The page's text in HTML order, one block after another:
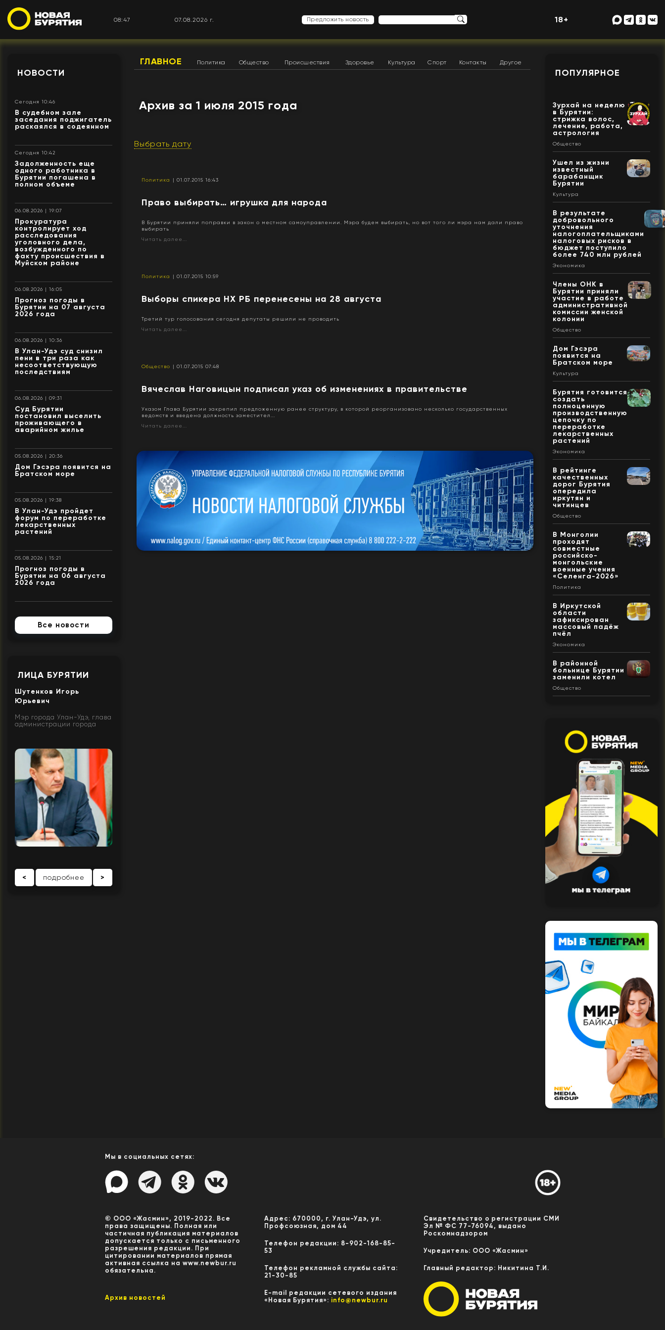
08:47 07.08.2026 г. Предложить новость 18+
НОВОСТИ
Сегодня 10:46
В судебном зале
заседания поджигатель
раскаялся в содеянном
Сегодня 10:42
Задолженность еще
одного работника в
Бурятии погашена в
полном объеме
06.08.2026 | 19:07
Прокуратура
контролирует ход
расследования
уголовного дела,
возбужденного по
факту происшествия в
Муйском районе
06.08.2026 | 16:05
Прогноз погоды в
Бурятии на 07 августа
2026 года
06.08.2026 | 10:36
В Улан-Удэ суд снизил
пени в три раза как
несоответствующую
последствиям
06.08.2026 | 09:31
Суд Бурятии
постановил выселить
проживающего в
аварийном жилье
05.08.2026 | 20:36
Дом Гэсэра появится на
Братском море
05.08.2026 | 19:38
В Улан-Удэ пройдет
форум по переработке
лекарственных
растений
05.08.2026 | 15:21
Прогноз погоды в
Бурятии на 06 августа
2026 года
Все новости
ЛИЦА БУРЯТИИ
Шутенков Игорь
Юрьевич
Мэр города Улан-Удэ, глава
администрации города
< подробнее >
ГЛАВНОЕ Политика Общество Происшествия Здоровье Культура Спорт Контакты Другое
Архив за 1 июля 2015 года
Выбрать дату
Политика | 01.07.2015 16:43
Право выбирать… игрушка для народа
В Бурятии приняли поправки в закон о местном самоуправлении. Мэра будем выбирать, но вот того ли мэра нам дали право
выбирать
Читать далее...
Политика | 01.07.2015 10:59
Выборы спикера НХ РБ перенесены на 28 августа
Третий тур голосования сегодня депутаты решили не проводить
Читать далее...
Общество | 01.07.2015 07:48
​Вячеслав Наговицын подписал указ об изменениях в правительстве
Указом Глава Бурятии закрепил предложенную ранее структуру, в которой реорганизовано несколько государственных
ведомств и введена должность заместител...
Читать далее...
ПОПУЛЯРНОЕ
Зурхай на неделю
в Бурятии:
стрижка волос,
лечение, работа,
астрология
Общество
Ушел из жизни
известный
барабанщик
Бурятии
Культура
В результате
добровольного
уточнения
налогоплательщиками
налоговых рисков в
бюджет поступило
более 740 млн рублей
Экономика
Члены ОНК в
Бурятии приняли
участие в работе
административной
комиссии женской
колонии
Общество
Дом Гэсэра
появится на
Братском море
Культура
Бурятия готовится
создать
полноценную
производственную
цепочку по
переработке
лекарственных
растений
Экономика
В рейтинге
качественных
дорог Бурятия
опередила
иркутян и
читинцев
Общество
В Монголии
проходят
совместные
российско-
монгольские
военные учения
«Селенга-2026»
Политика
В Иркутской
области
зафиксирован
массовый падёж
пчёл
Экономика
В районной
больнице Бурятии
заменили котел
Общество
Мы в социальных сетях:
© ООО «Жасмин», 2019-2022. Все
права защищены. Полная или
частичная публикация материалов
допускается только с письменного
разрешения редакции. При
цитировании материалов прямая
активная ссылка на www.newbur.ru
обязательна.
Архив новостей
Адрес: 670000, г. Улан-Удэ, ул.
Профсоюзная, дом 44
Телефон редакции: 8-902-168-85-
53
Телефон рекламной службы сайта:
21-30-85
E-mail редакции сетевого издания
«Новая Бурятия»: info@newbur.ru
Свидетельство о регистрации СМИ
Эл № ФС 77-76094, выдано
Роскомнадзором
Учредитель: ООО «Жасмин»
Главный редактор: Никитина Т.И.